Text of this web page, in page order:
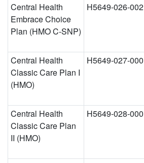
Central Health
Embrace Choice
Plan (HMO C-SNP)
H5649-026-002
Central Health
Classic Care Plan I
(HMO)
H5649-027-000
Central Health
Classic Care Plan
II (HMO)
H5649-028-000